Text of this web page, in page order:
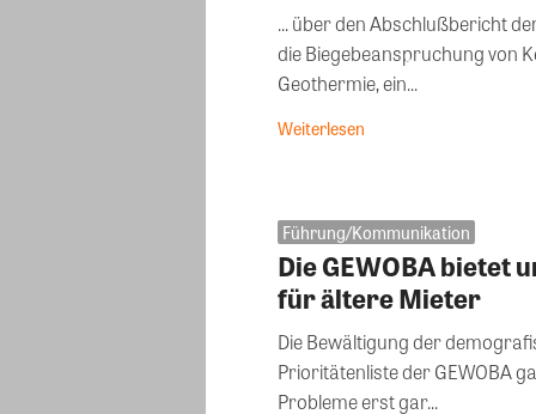
... über den Abschlußbericht
die Biegebeanspruchung von
Geothermie, ein...
Weiterlesen
Führung/Kommunikation
Die GEWOBA bietet
für ältere Mieter
Die Bewältigung der
Prioritätenliste der GEWOBA
Probleme erst gar...